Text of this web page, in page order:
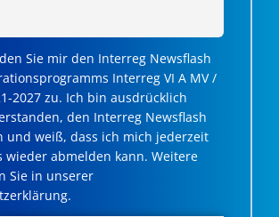
Sie mir den Interreg Newsflash
Interreg VI A MV /
2027 zu. Ich bin ausdrücklich
den Interreg Newsflash
und weiß, dass ich mich jederzeit
wieder abmelden kann. Weitere
Sie in unserer